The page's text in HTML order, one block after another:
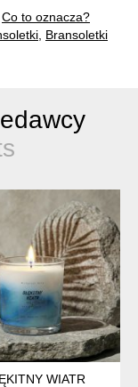
Co to oznacza?
Bransoletki
WIATR